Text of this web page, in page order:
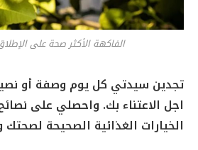
الفاكهة الأكثر صحة على
تجدين سيدتي كل يوم وصفة أو
اجل الاعتناء بك. واحصلي على نصائح
الخيارات الغذائية الصحيحة